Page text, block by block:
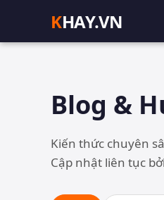
KHAY.VN
Blog &
Kiến thức chuyên
Cập nhật liên tục